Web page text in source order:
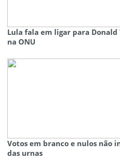
Lula fala em ligar para
na ONU
Votos em branco e nulos não
das urnas